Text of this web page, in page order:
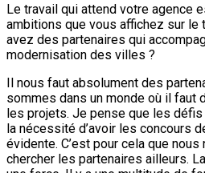
Le travail qui attend votre agence
ambitions que vous affichez sur le
avez des partenaires qui
modernisation des villes ?
Il nous faut absolument des
sommes dans un monde où il faut
les projets. Je pense que les
la nécessité d’avoir les concours
évidente. C’est pour cela que
chercher les partenaires ailleurs.